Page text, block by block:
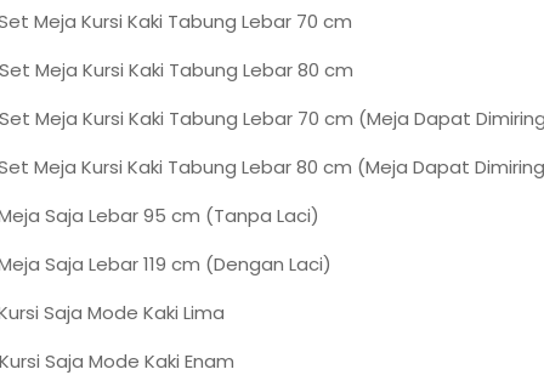
Meja Kursi Kaki Tabung Lebar 70 cm
Meja Kursi Kaki Tabung Lebar 80 cm
Set Meja Kursi Kaki Tabung Lebar 70 cm (Meja Dapat
Set Meja Kursi Kaki Tabung Lebar 80 cm (Meja Dapat
Meja Saja Lebar 95 cm (Tanpa Laci)
Saja Lebar 119 cm (Dengan Laci)
Saja Mode Kaki Lima
Saja Mode Kaki Enam